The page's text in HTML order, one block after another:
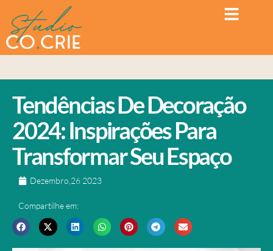
Tendências De Decoração
2024: Inspirações Para
Transformar Seu Espaço
Dezembro,26 2023
Compartilhe em: